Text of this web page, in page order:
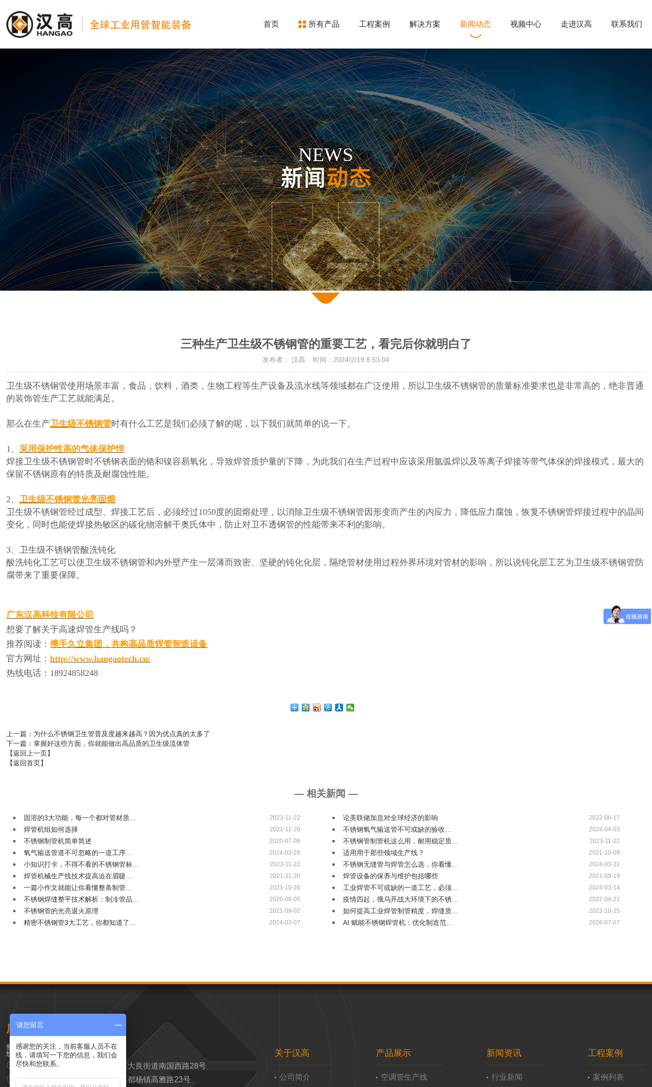
首页 所有产品 工程案例 解决方案 新闻动态 视频中心 走进汉高 联系我们
NEWS
新闻动态
三种生产卫生级不锈钢管的重要工艺，看完后你就明白了
发布者： 汉高 时间：2024/2/19 8:53:04
卫生级不锈钢管使用场景丰富，食品，饮料，酒类，生物工程等生产设备及流水线等领域都在广泛使用，所以卫生级不锈钢管的质量标准要求也是非常高的，绝非普通
的装饰管生产工艺就能满足。
那么在生产卫生级不锈钢管时有什么工艺是我们必须了解的呢，以下我们就简单的说一下。
1、采用保护性高的气体保护悍
焊接卫生级不锈钢管时不锈钢表面的铬和镍容易氧化，导致焊管质护量的下降，为此我们在生产过程中应该采用氩弧焊以及等离子焊接等带气体保的焊接模式，最大的
保留不锈钢原有的特质及耐腐蚀性能。
2、卫生级不锈钢管光亮固熔
卫生级不锈钢管经过成型、焊接工艺后，必须经过1050度的固熔处理，以消除卫生级不锈钢管因形变而产生的内应力，降低应力腐蚀，恢复不锈钢管焊接过程中的晶间
变化， 同时也能使焊接热敏区的碳化物溶解干奥氏体中，防止对卫不透钢管的性能带来不利的影响。
3、卫生级不锈钢管酸洗钝化
酸洗钝化工艺可以使卫生级不锈钢管和内外壁产生一层薄而致密、坚硬的钝化化层，隔绝管材使用过程外界环境对管材的影响，所以说钝化层工艺为卫生级不锈钢管防
腐带来了重要保障。
广东汉高科技有限公司
想要了解关于高速焊管生产线吗？
推荐阅读：携手久立集团，共构高品质焊管智造设备
官方网址：http://www.hangaotech.cn/
热线电话： 18924858248
上一篇 ：为什么不锈钢卫生管普及度越来越高？因为优点真的太多了
下一篇 ：掌握好这些方面，你就能做出高品质的卫生级流体管
【返回上一页】
【返回首页】
— 相关新闻 —
固溶的3大功能，每一个都对管材质… 2023-11-22 论美联储加息对全球经济的影响 2022-06-17
焊管机组如何选择 2021-11-20 不锈钢氧气输送管不可或缺的验收… 2024-04-03
不锈钢制管机简单简述 2020-07-08 不锈钢管制管机这么用，耐用稳定质… 2023-11-22
氧气输送管道不可忽略的一道工序… 2024-03-28 适用用于那些领域生产线？ 2021-10-09
小知识打卡，不得不看的不锈钢管标… 2023-11-22 不锈钢无缝管与焊管怎么选，你看懂… 2024-03-21
焊管机械生产线技术提高迫在眉睫… 2021-11-20 焊管设备的保养与维护包括哪些 2021-09-19
一篇小作文就能让你看懂整条制管… 2023-10-26 工业焊管不可或缺的一道工艺，必须… 2024-03-14
不锈钢焊缝整平技术解析：制冷管品… 2026-08-05 疫情四起，俄乌开战大环境下的不锈… 2022-04-21
不锈钢管的光亮退火原理 2021-09-02 如何提高工业焊管制管精度，焊缝质… 2023-10-25
精密不锈钢管3大工艺，你都知道了… 2024-03-07 AI 赋能不锈钢焊管机：优化制造范… 2026-07-07
广东汉高科技有限公司
0757-25637818
营销中心：广东省佛山市顺德区大良街道南国西路28号
制造中心：广东省云浮市云安区都杨镇高雅路23号
关于汉高
公司简介
产品展示
空调管生产线
新闻资讯
行业新闻
工程案例
案例列表
请您留言
感谢您的关注，当前客服人员不在
线，请填写一下您的信息，我们会
尽快和您联系。